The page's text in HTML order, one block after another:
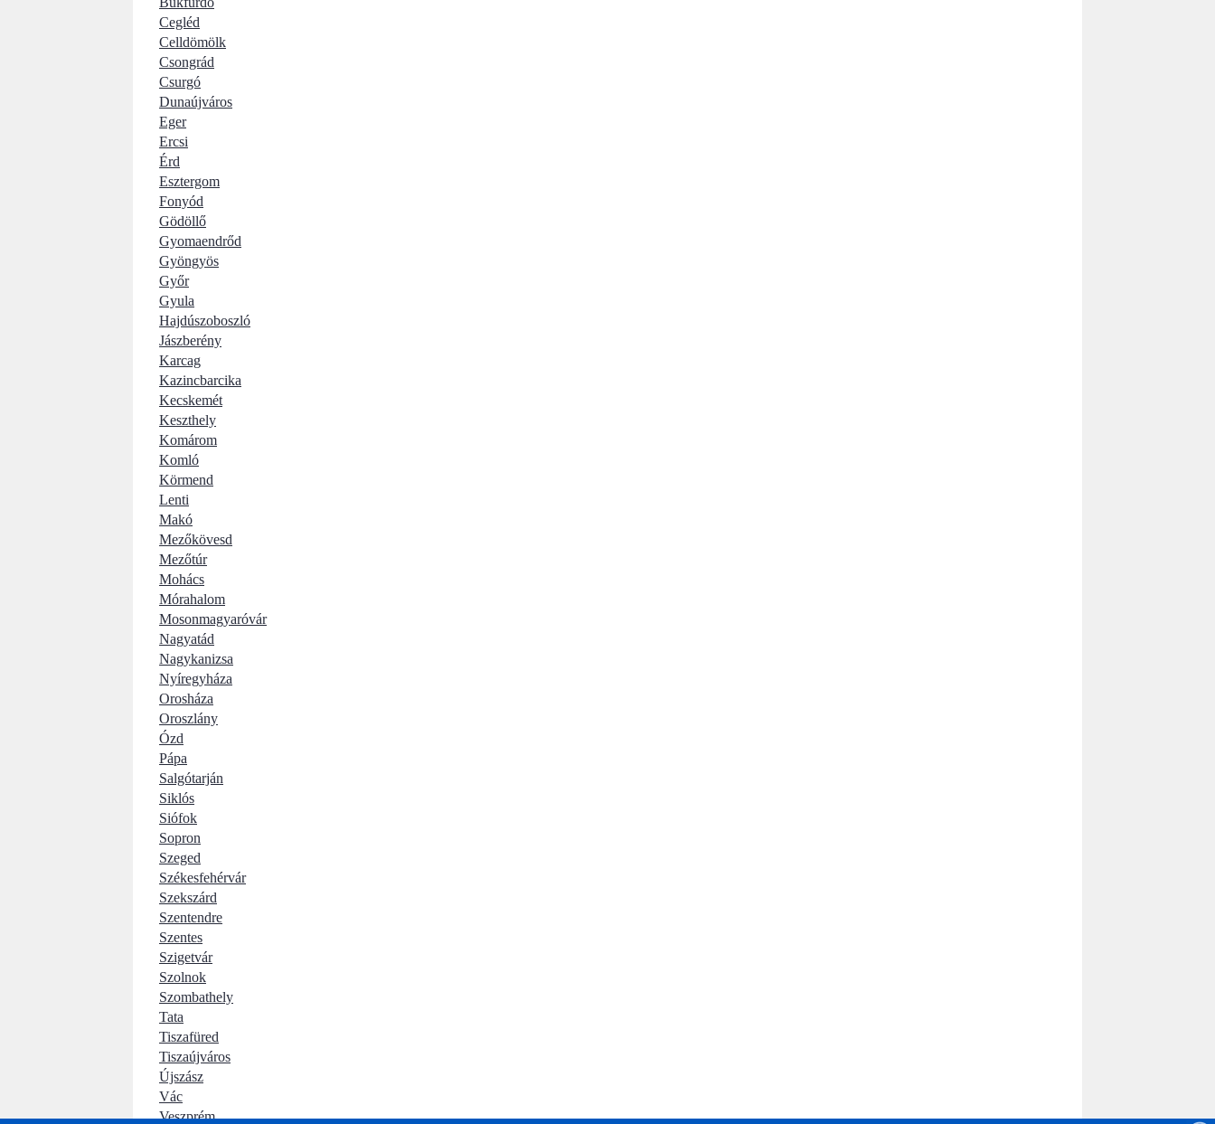
Cegléd
Celldömölk
Csongrád
Csurgó
Dunaújváros
Eger
Ercsi
Érd
Esztergom
Fonyód
Gödöllő
Gyomaendrőd
Gyöngyös
Győr
Gyula
Hajdúszoboszló
Jászberény
Karcag
Kazincbarcika
Kecskemét
Keszthely
Komárom
Komló
Körmend
Lenti
Makó
Mezőkövesd
Mezőtúr
Mohács
Mórahalom
Mosonmagyaróvár
Nagyatád
Nagykanizsa
Nyíregyháza
Orosháza
Oroszlány
Ózd
Pápa
Salgótarján
Siklós
Siófok
Sopron
Szeged
Székesfehérvár
Szekszárd
Szentendre
Szentes
Szigetvár
Szolnok
Szombathely
Tata
Tiszafüred
Tiszaújváros
Újszász
Vác
Veszprém